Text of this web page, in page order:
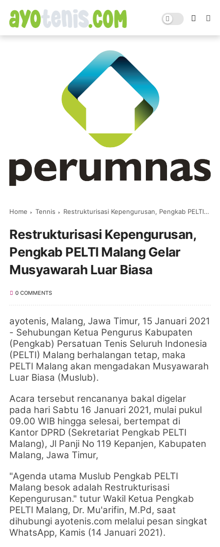
Home Tennis Restrukturisasi Kepengurusan, Pengkab PELTI Malang Gelar Musyawarah Luar Biasa
Restrukturisasi Kepengurusan,
Pengkab PELTI Malang Gelar
Musyawarah Luar Biasa
0 COMMENTS
ayotenis, Malang, Jawa Timur, 15 Januari 2021
- Sehubungan Ketua Pengurus Kabupaten
(Pengkab) Persatuan Tenis Seluruh Indonesia
(PELTI) Malang berhalangan tetap, maka
PELTI Malang akan mengadakan Musyawarah
Luar Biasa (Muslub).
Acara tersebut rencananya bakal digelar
pada hari Sabtu 16 Januari 2021, mulai pukul
09.00 WIB hingga selesai, bertempat di
Kantor DPRD (Sekretariat Pengkab PELTI
Malang), Jl Panji No 119 Kepanjen, Kabupaten
Malang, Jawa Timur,
"Agenda utama Muslub Pengkab PELTI
Malang besok adalah Restrukturisasi
Kepengurusan."tuturWakil Ketua Pengkab
PELTI Malang, Dr. Mu'arifin, M.Pd, saat
dihubungi ayotenis.com melalui pesan singkat
WhatsApp, Kamis (14 Januari 2021).